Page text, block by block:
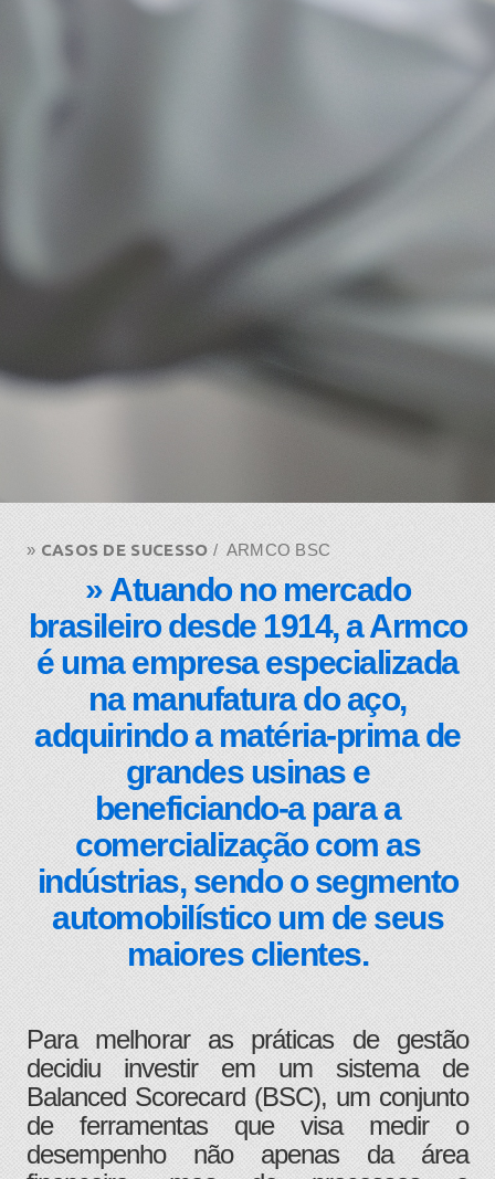
» ​ CASOS DE SUCESSO / ARMCO BSC
» Atuando no mercado
brasileiro desde 1914, a Armco
é uma empresa especializada
na manufatura do aço,
adquirindo a matéria-prima de
grandes usinas e
beneficiando-a para a
comercialização com as
indústrias, sendo o segmento
automobilístico um de seus
maiores clientes.
Para melhorar as práticas de gestão
decidiu investir em um sistema de
Balanced Scorecard (BSC), um conjunto
de ferramentas que visa medir o
desempenho não apenas da área